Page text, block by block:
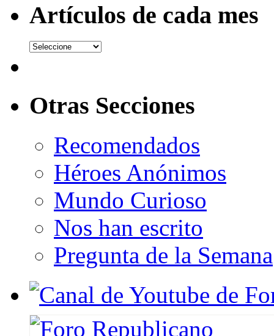
Artículos de cada mes
Otras Secciones
Recomendados
Héroes Anónimos
Mundo Curioso
Nos han escrito
Pregunta de la Semana